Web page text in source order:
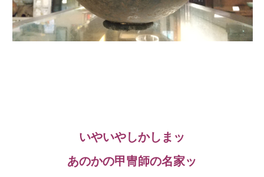
いやいやしかしまッ
あのかの甲冑師の名家ッ